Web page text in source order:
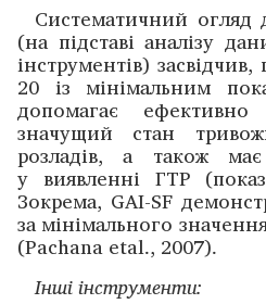
Систематичний огляд
(на підставі аналізу
інструментів)
20 із мінімальним
допомагає ефективно
значущий стан
розладів, а також
у виявленні ГТР
Зокрема, GAI-SF
за мінімального
(Pachana etal., 2007).
Інші інструменти: